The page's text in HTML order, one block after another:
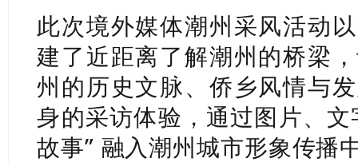
此次境外媒体潮州采风活动
建了近距离了解潮州的桥梁
州的历史文脉、侨乡风情与
身的采访体验，通过图片、
故事” 融入潮州城市形象传播